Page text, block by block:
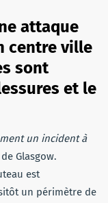
attaque
centre ville
sont
et le
un incident à
Glasgow.
est
un périmètre de